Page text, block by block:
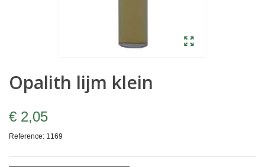
Opalith lijm klein
€ 2,05
Reference: 1169